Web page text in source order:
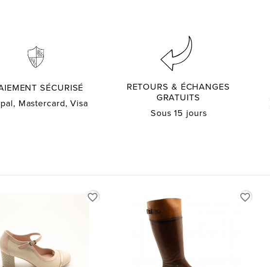
SÉCURISÉ
Mastercard, Visa
RETOURS & ÉCHANGES
GRATUITS
Sous 15 jours
favorite_border favorite_border